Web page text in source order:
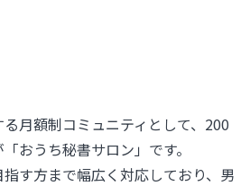
月額制コミュニティとして、200
おうち秘書サロン」です。
す方まで幅広く対応しており、男